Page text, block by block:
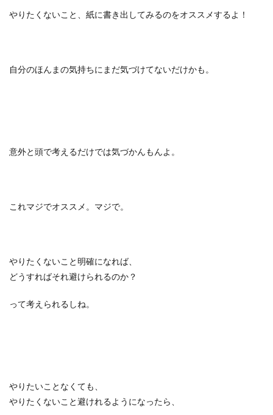
やりたくないこと、紙に書き出してみるのをオススメするよ！
自分のほんまの気持ちにまだ気づけてないだけかも。
意外と頭で考えるだけでは気づかんもんよ。
これマジでオススメ。マジで。
やりたくないこと明確になれば、
どうすればそれ避けられるのか？
って考えられるしね。
やりたいことなくても、
やりたくないこと避けれるようになったら、